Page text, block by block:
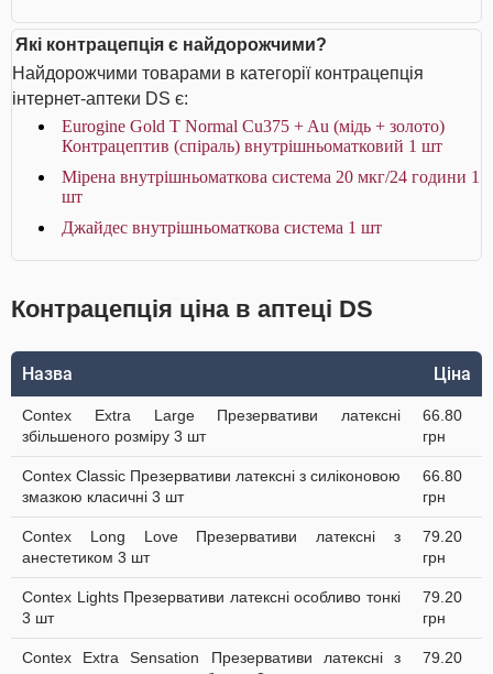
Які контрацепція є найдорожчими?
Найдорожчими товарами в категорії контрацепція
інтернет-аптеки DS є:
Eurogine Gold T Normal Cu375 + Au (мідь + золото)
Контрацептив (спіраль) внутрішньоматковий 1 шт
Мірена внутрішньоматкова система 20 мкг/24 години 1
шт
Джайдес внутрішньоматкова система 1 шт
Контрацепція ціна в аптеці DS
Назва Ціна
Contex Extra Large Презервативи латексні
збільшеного розміру 3 шт
66.80
грн
Contex Classic Презервативи латексні з силіконовою
змазкою класичні 3 шт
66.80
грн
Contex Long Love Презервативи латексні з
анестетиком 3 шт
79.20
грн
Contex Lights Презервативи латексні особливо тонкі
3 шт
79.20
грн
Contex Extra Sensation Презервативи латексні з
79.20